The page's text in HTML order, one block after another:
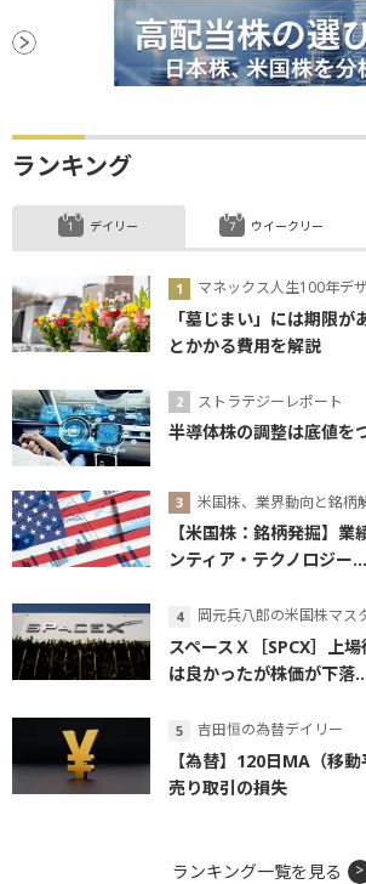
ランキング
デイリー
マネックス人生100年デ
「墓じまい」には期限
とかかる費用を解説
ストラテジーレポート
半導体株の調整は底値を
米国株、業界動向と銘柄
【米国株：銘柄発掘】
ンティア・テクノロジー...
岡元兵八郎の米国株マス
スペースＸ［SPCX］上
は良かったが株価が下落
吉田恒の為替デイリー
【為替】120日MA（移
売り取引の損失
ウイークリー
ランキング一覧を見る